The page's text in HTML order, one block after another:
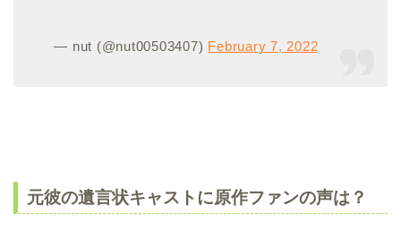
— nut (@nut00503407) February 7, 2022
元彼の遺言状キャストに原作ファンの声は？